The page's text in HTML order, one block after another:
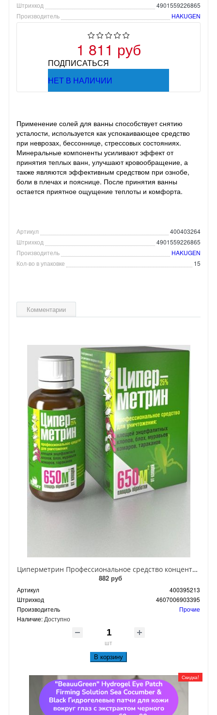
Штрихкод
4901559226865
Производитель
HAKUGEN
1 811 руб
ПОДПИСАТЬСЯ
НЕТ В НАЛИЧИИ
Применение солей для ванны способствует снятию
усталости, используется как успокаивающее средство
при неврозах, бессоннице, стрессовых состояниях.
Минеральные компоненты усиливают эффект от
принятия теплых ванн, улучшают кровообращение, а
также являются эффективным средством при ознобе,
боли в плечах и пояснице. После принятия ванны
остается приятное ощущение теплоты и комфорта.
Артикул
400403264
Штрихкод
4901559226865
Производитель
HAKUGEN
Кол-во в упаковке
15
Комментарии
Циперметрин Профессиональное средство концентрат эмульсии 25% для уничтожения тараканов, мух,комаров, блох, клопов, муравьев, ос 50 мл
882 руб
Артикул
400395213
Штрихкод
4607006903395
Производитель
Прочие
Наличие: Доступно
шт
В корзину
Скидка!